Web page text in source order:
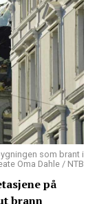
som brant i
Oma Dahle / NTB
på
brann